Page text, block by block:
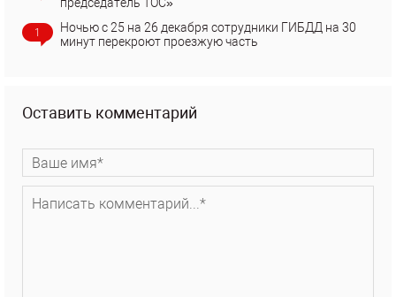
1
Ночью с 25 на 26 декабря сотрудники ГИБДД на 30
минут перекроют проезжую часть
Оставить комментарий